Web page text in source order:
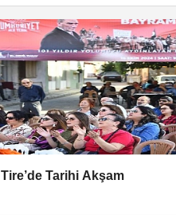
Tire’de Tarihi Akşam